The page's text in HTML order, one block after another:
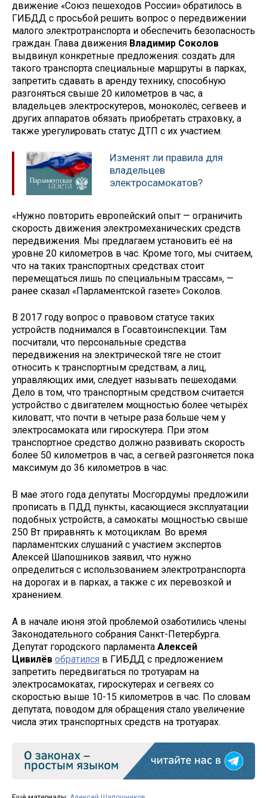
движение «Союз пешеходов России» обратилось в
ГИБДД с просьбой решить вопрос о передвижении
малого электротранспорта и обеспечить безопасность
граждан. Глава движения Владимир Соколов
выдвинул конкретные предложения: создать для
такого транспорта специальные маршруты в парках,
запретить сдавать в аренду технику, способную
разгоняться свыше 20 километров в час, а
владельцев электроскутеров, моноколёс, сегвеев и
других аппаратов обязать приобретать страховку, а
также урегулировать статус ДТП с их участием.
Изменят ли правила для
владельцев
электросамокатов?
«Нужно повторить европейский опыт — ограничить
скорость движения электромеханических средств
передвижения. Мы предлагаем установить её на
уровне 20 километров в час. Кроме того, мы считаем,
что на таких транспортных средствах стоит
перемещаться лишь по специальным трассам», —
ранее сказал «Парламентской газете» Соколов.
В 2017 году вопрос о правовом статусе таких
устройств поднимался в Госавтоинспекции. Там
посчитали, что персональные средства
передвижения на электрической тяге не стоит
относить к транспортным средствам, а лиц,
управляющих ими, следует называть пешеходами.
Дело в том, что транспортным средством считается
устройство с двигателем мощностью более четырёх
киловатт, что почти в четыре раза больше чем у
электросамоката или гироскутера. При этом
транспортное средство должно развивать скорость
более 50 километров в час, а сегвей разгоняется пока
максимум до 36 километров в час.
В мае этого года депутаты Мосгордумы предложили
прописать в ПДД пункты, касающиеся эксплуатации
подобных устройств, а самокаты мощностью свыше
250 Вт приравнять к мотоциклам. Во время
парламентских слушаний с участием экспертов
Алексей Шапошников заявил, что нужно
определиться с использованием электротранспорта
на дорогах и в парках, а также с их перевозкой и
хранением.
А в начале июня этой проблемой озаботились члены
Законодательного собрания Санкт-Петербурга.
Депутат городского парламента Алексей
Цивилёв обратился в ГИБДД с предложением
запретить передвигаться по тротуарам на
электросамокатах, гироскутерах и сегвеях со
скоростью выше 10-15 километров в час. По словам
депутата, поводом для обращения стало увеличение
числа этих транспортных средств на тротуарах.